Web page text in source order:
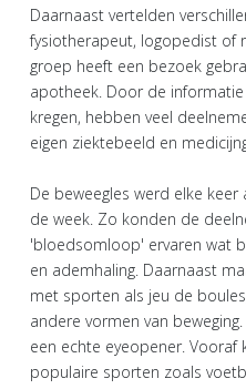
Daarnaast vertelden
fysiotherapeut, logopedist of
groep heeft een bezoek
apotheek. Door de
kregen, hebben veel
eigen ziektebeeld en
De beweegles werd elke
de week. Zo konden de
'bloedsomloop' ervaren wat
en ademhaling. Daarnaast
met sporten als jeu de
andere vormen van
een echte eyeopener.
populaire sporten zoals